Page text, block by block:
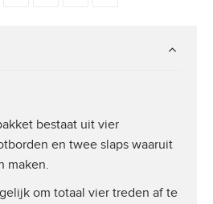
bestaat uit vier
en twee slaps waaruit
maken.
om totaal vier treden af te